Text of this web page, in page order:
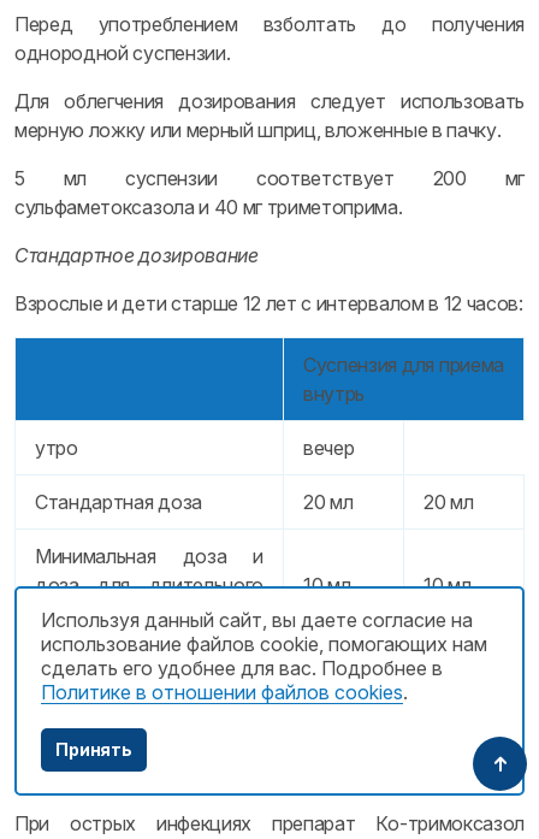
Перед употреблением взболтать до получения
однородной суспензии.
Для облегчения дозирования следует использовать
мерную ложку или мерный шприц, вложенные в пачку.
5 мл суспензии соответствует 200 мг
сульфаметоксазола и 40 мг триметоприма.
Стандартное дозирование
Взрослые и дети старше 12 лет с интервалом в 12 часов:
Суспензия для приема
внутрь
утро вечер
Стандартная доза 20 мл 20 мл
Минимальная доза и
доза для длительного
лечения (более 14 суток)
10 мл 10 мл
Повышенная доза (в
особо тяжелых случаях)
30 мл 30 мл
Продолжительность лечения
При острых инфекциях препарат Ко-тримоксазол
Используя данный сайт, вы даете согласие на
использование файлов cookie, помогающих нам
сделать его удобнее для вас. Подробнее в
Политике в отношении файлов cookies.
Принять